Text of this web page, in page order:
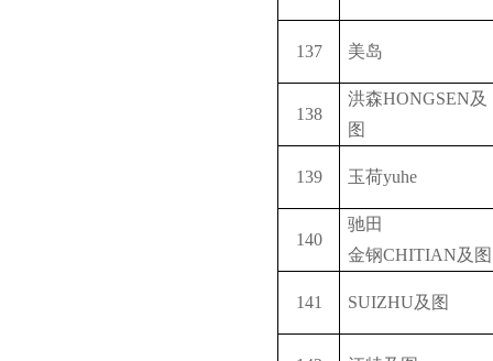
137 美岛
138
洪森HONGSEN及
图
139 玉荷yuhe
140
驰田
金钢CHITIAN及图
141 SUIZHU及图